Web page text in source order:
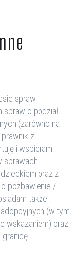
spraw
o podział
(zarówno na
z
i wspieram
sprawach
oraz z
pozbawienie /
także
(w tym
wskazaniem) oraz